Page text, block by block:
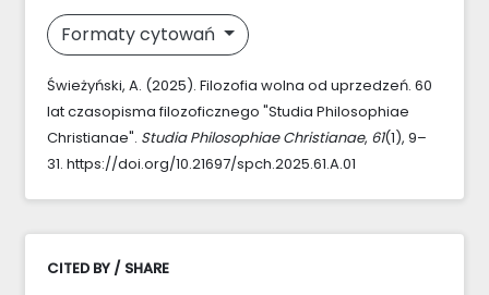
Formaty cytowań
Świeżyński, A. (2025). Filozofia wolna od uprzedzeń. 60
lat czasopisma filozoficznego "Studia Philosophiae
Christianae". Studia Philosophiae Christianae, 61(1), 9–
31. https://doi.org/10.21697/spch.2025.61.A.01
CITED BY / SHARE